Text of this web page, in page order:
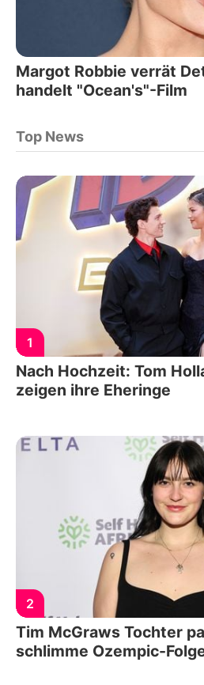
Margot Robbie verrät
handelt "Ocean's"-Film
Top News
1
Nach Hochzeit: Tom
zeigen ihre Eheringe
2
Tim McGraws Tochter
schlimme Ozempic-